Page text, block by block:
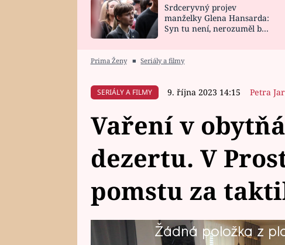
HOROSKOP NA
CELEBRITY
VAŘENÍ
Srdceryvný projev
manželky Glena Hansarda:
Syn tu není, nerozuměl by
Prima Ženy ■ Seriály a filmy
SERIÁLY A FILMY 9. října 2023 14:15 Petra
Vaření v
dezertu. V
pomstu za
Žádná položka z
Prostřeno! bude i v tomto týdnu